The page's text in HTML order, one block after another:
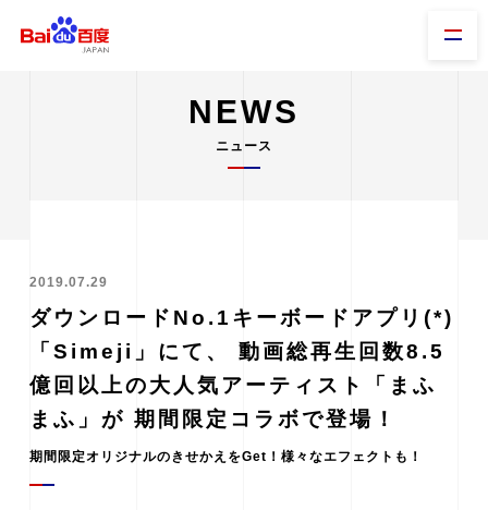
NEWS
ニュース
2019.07.29
ダウンロードNo.1キーボードアプリ(*)
「Simeji」にて、 動画総再生回数8.5
億回以上の大人気アーティスト「まふ
まふ」が 期間限定コラボで登場！
期間限定オリジナルのきせかえをGet！様々なエフェクトも！